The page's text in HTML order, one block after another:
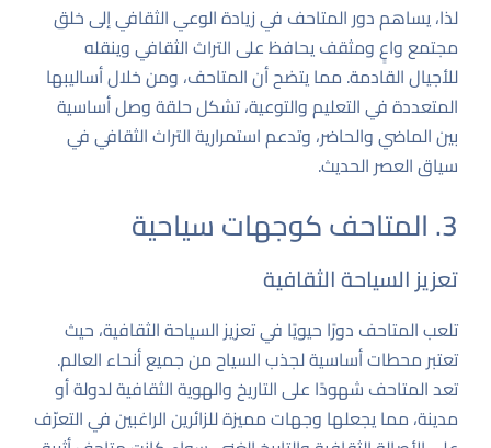
لذا، يساهم دور المتاحف في زيادة الوعي الثقافي إلى خلق
مجتمع واعٍ ومثقف يحافظ على التراث الثقافي وينقله
للأجيال القادمة. مما يتضح أن المتاحف، ومن خلال أساليبها
المتعددة في التعليم والتوعية، تشكل حلقة وصل أساسية
بين الماضي والحاضر، وتدعم استمرارية التراث الثقافي في
سياق العصر الحديث.
3. المتاحف كوجهات سياحية
تعزيز السياحة الثقافية
تلعب المتاحف دورًا حيويًا في تعزيز السياحة الثقافية، حيث
تعتبر محطات أساسية لجذب السياح من جميع أنحاء العالم.
تعد المتاحف شهودًا على التاريخ والهوية الثقافية لدولة أو
مدينة، مما يجعلها وجهات مميزة للزائرين الراغبين في التعرّف